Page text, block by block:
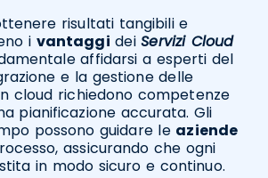
risultati tangibili e
i vantaggi deiServizi Cloud
affidarsi a esperti del
e la gestione delle
cloud richiedono competenze
pianificazione accurata. Gli
possono guidare le aziende
assicurando che ogni
in modo sicuro e continuo.